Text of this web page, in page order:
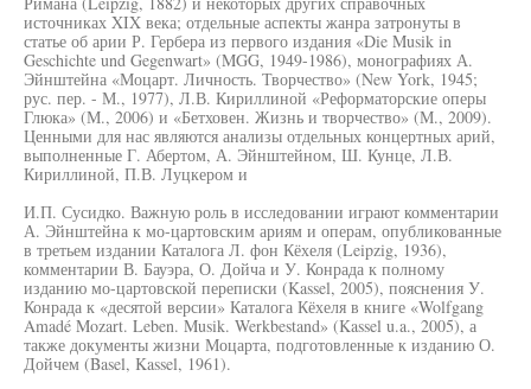
источниках XIX века; отдельные аспекты жанра затронуты в
статье об арии Р. Гербера из первого издания «Die Musik in
Geschichte und Gegenwart» (MGG, 1949-1986), монографиях А.
Эйнштейна «Моцарт. Личность. Творчество» (New York, 1945;
рус. пер. - М., 1977), Л.В. Кириллиной «Реформаторские оперы
Глюка» (М., 2006) и «Бетховен. Жизнь и творчество» (М., 2009).
Ценными для нас являются анализы отдельных концертных арий,
выполненные Г. Абертом, А. Эйнштейном, Ш. Кунце, Л.В.
Кириллиной, П.В. Луцкером и
И.П. Сусидко. Важную роль в исследовании играют комментарии
А. Эйнштейна к мо-цартовским ариям и операм, опубликованные
в третьем издании Каталога Л. фон Кёхеля (Leipzig, 1936),
комментарии В. Бауэра, О. Дойча и У. Конрада к полному
изданию мо-цартовской переписки (Kassel, 2005), пояснения У.
Конрада к «десятой версии» Каталога Кёхеля в книге «Wolfgang
Amadé Mozart. Leben. Musik. Werkbestand» (Kassel u.a., 2005), а
также документы жизни Моцарта, подготовленные к изданию О.
Дойчем (Basel, Kassel, 1961).